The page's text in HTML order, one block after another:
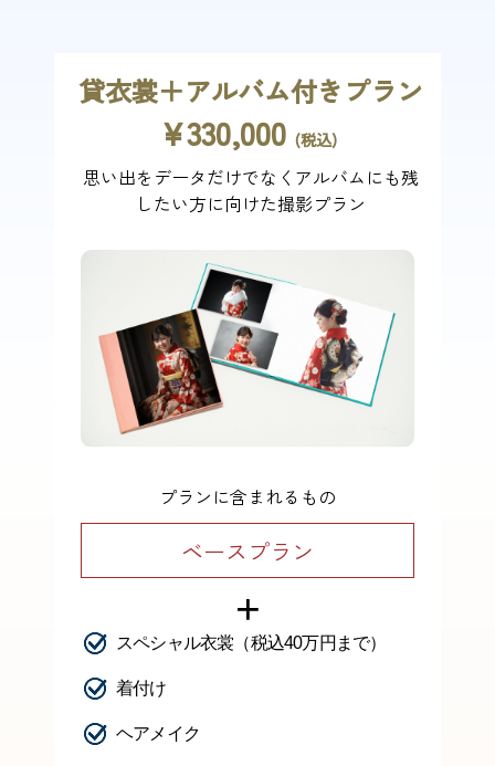
貸衣裳＋アルバム付きプラン
¥330,000 (税込)
思い出をデータだけでなくアルバムにも残
したい方に向けた撮影プラン
プランに含まれるもの
ベースプラン
＋
スペシャル衣裳（税込40万円まで）
着付け
ヘアメイク